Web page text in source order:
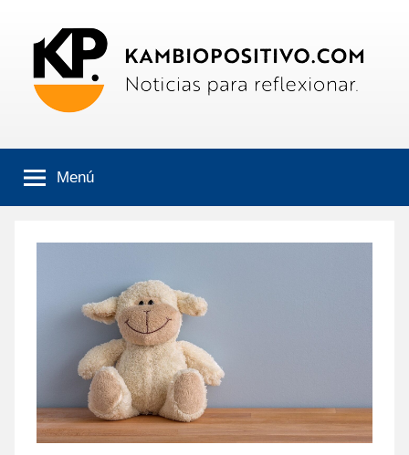
contenido
Kambiopositivo
online.
Noticias
reflexionar.
Menú